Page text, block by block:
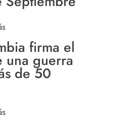
firma el
una guerra
de 50